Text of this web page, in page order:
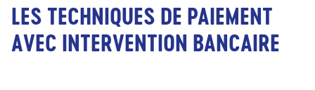
LES TECHNIQUES DE PAIEMENT
AVEC INTERVENTION BANCAIRE